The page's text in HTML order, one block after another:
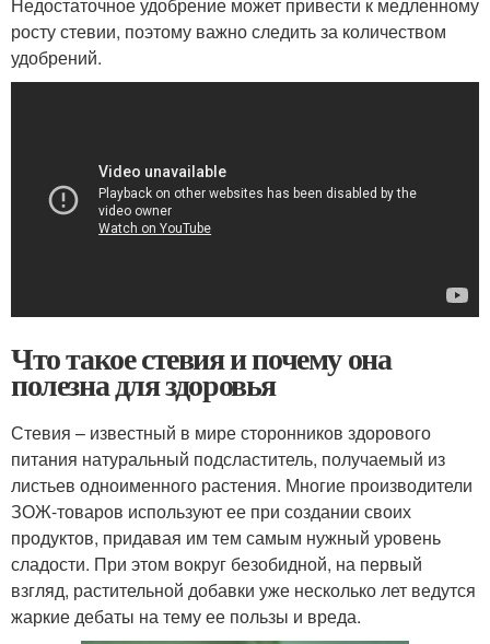
росту стевии, поэтому важно следить за количеством
удобрений.
Что такое стевия и почему она
полезна для здоровья
Стевия – известный в мире сторонников здорового
питания натуральный подсластитель, получаемый из
листьев одноименного растения. Многие производители
ЗОЖ-товаров используют ее при создании своих
продуктов, придавая им тем самым нужный уровень
сладости. При этом вокруг безобидной, на первый
взгляд, растительной добавки уже несколько лет ведутся
жаркие дебаты на тему ее пользы и вреда.